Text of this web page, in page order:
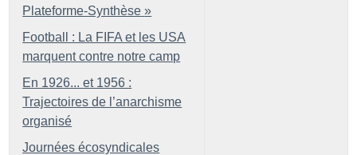
Plateforme-Synthèse »
Football : La FIFA et les USA
marquent contre notre camp
En 1926... et 1956 :
Trajectoires de l’anarchisme
organisé
Journées écosyndicales